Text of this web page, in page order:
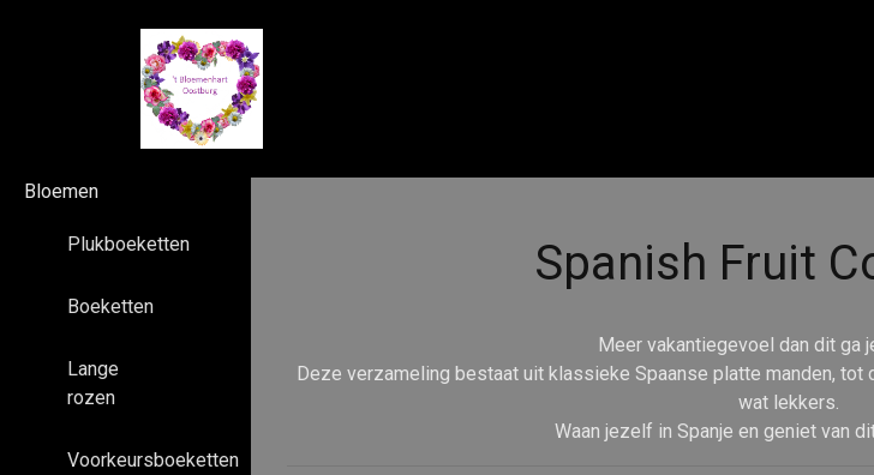
Bloemen
Plukboeketten
Boeketten
Lange
rozen
Voorkeursboeketten
Spanish Fruit
Meer vakantiegevoel dan dit ga
Deze verzameling bestaat uit klassieke Spaanse platte manden,
wat lekkers.
Waan jezelf in Spanje en geniet van